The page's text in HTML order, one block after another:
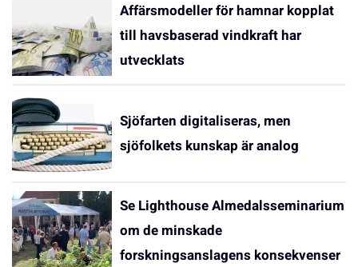
Affärsmodeller för hamnar kopplat
till havsbaserad vindkraft har
utvecklats
Sjöfarten digitaliseras, men
sjöfolkets kunskap är analog
Se Lighthouse Almedalsseminarium
om de minskade
forskningsanslagens konsekvenser